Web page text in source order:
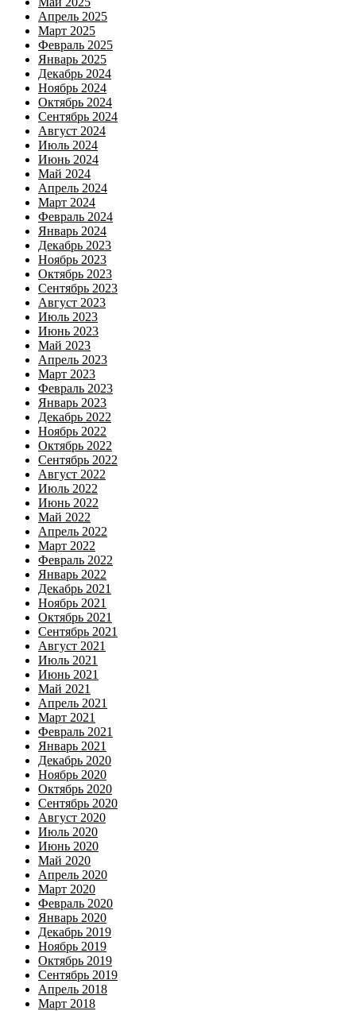
Апрель 2025
Март 2025
Февраль 2025
Январь 2025
Декабрь 2024
Ноябрь 2024
Октябрь 2024
Сентябрь 2024
Август 2024
Июль 2024
Июнь 2024
Май 2024
Апрель 2024
Март 2024
Февраль 2024
Январь 2024
Декабрь 2023
Ноябрь 2023
Октябрь 2023
Сентябрь 2023
Август 2023
Июль 2023
Июнь 2023
Май 2023
Апрель 2023
Март 2023
Февраль 2023
Январь 2023
Декабрь 2022
Ноябрь 2022
Октябрь 2022
Сентябрь 2022
Август 2022
Июль 2022
Июнь 2022
Май 2022
Апрель 2022
Март 2022
Февраль 2022
Январь 2022
Декабрь 2021
Ноябрь 2021
Октябрь 2021
Сентябрь 2021
Август 2021
Июль 2021
Июнь 2021
Май 2021
Апрель 2021
Март 2021
Февраль 2021
Январь 2021
Декабрь 2020
Ноябрь 2020
Октябрь 2020
Сентябрь 2020
Август 2020
Июль 2020
Июнь 2020
Май 2020
Апрель 2020
Март 2020
Февраль 2020
Январь 2020
Декабрь 2019
Ноябрь 2019
Октябрь 2019
Сентябрь 2019
Апрель 2018
Март 2018